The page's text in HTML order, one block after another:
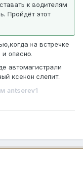
к водителям
Пройдёт этот
на встречке
и опасно.
автомагистрали
ксенон слепит.
antserev1